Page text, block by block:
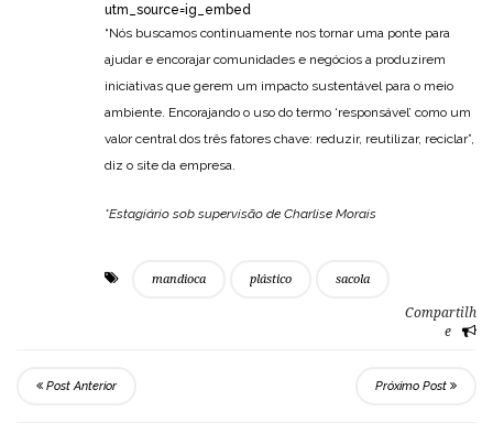
utm_source=ig_embed
“Nós buscamos continuamente nos tornar uma ponte para
ajudar e encorajar comunidades e negócios a produzirem
iniciativas que gerem um impacto sustentável para o meio
ambiente. Encorajando o uso do termo ‘responsável’ como um
valor central dos três fatores chave: reduzir, reutilizar, reciclar”,
diz o site da empresa.
*Estagiário sob supervisão de Charlise Morais
mandioca plástico sacola
Compartilh
e
Post Anterior Próximo Post